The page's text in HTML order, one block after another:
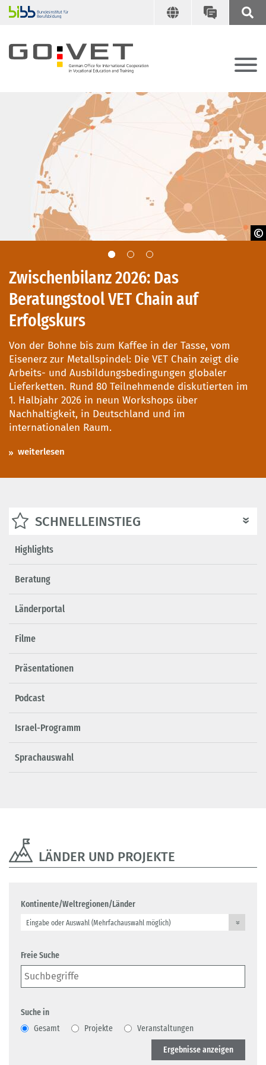
Zwischenbilanz 2026: Das
Beratungstool VET Chain auf
Erfolgskurs
Von der Bohne bis zum Kaffee in der Tasse, vom
Eisenerz zur Metallspindel: Die VET Chain zeigt die
Arbeits- und Ausbildungsbedingungen globaler
Lieferketten. Rund 80 Teilnehmende diskutierten im
1. Halbjahr 2026 in neun Workshops über
Nachhaltigkeit, in Deutschland und im
internationalen Raum.
weiterlesen
SCHNELLEINSTIEG
Highlights
Beratung
Länderportal
Filme
Präsentationen
Podcast
Israel-Programm
Sprachauswahl
LÄNDER UND PROJEKTE
Kontinente/Weltregionen/Länder
Freie Suche
Suche in
Gesamt
Projekte
Veranstaltungen
Ergebnisse anzeigen